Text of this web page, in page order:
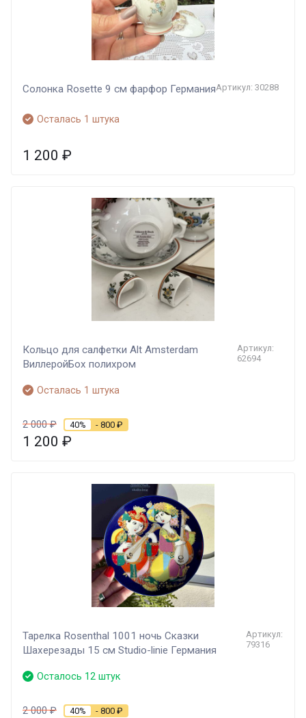
Солонка Rosette 9 см фарфор ГерманияАртикул: 30288
Осталась 1 штука
1 200 ₽
Кольцо для салфетки Alt Amsterdam
ВиллеройБох полихром
Артикул:
62694
Осталась 1 штука
2 000₽ 40% - 800 ₽
1 200 ₽
Тарелка Rosenthal 1001 ночь Сказки
Шахерезады 15 см Studio-linie Германия
Артикул:
79316
Осталось 12 штук
2 000₽ 40% - 800 ₽